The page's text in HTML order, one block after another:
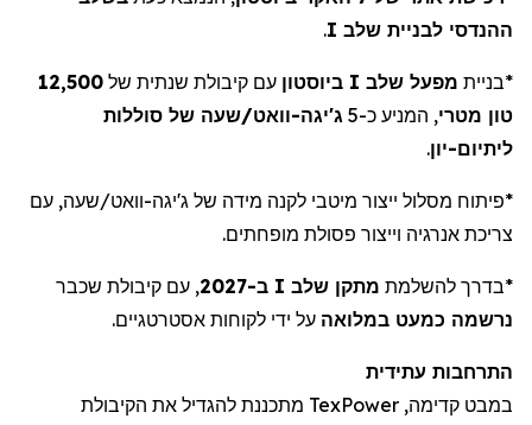
ההנדסי לבניית שלב I
.
*בניית מפעל שלב I ביוסטון עם קיבולת שנתית של 12,500
טון מטרי, המניע כ-5 ג'יגה-וואט/שעה של סוללות
ליתיום-יון.
*פיתוח מסלול ייצור מיטבי לקנה מידה של ג'יגה-וואט/שעה, עם
צריכת אנרגיה וייצור פסולת מופחתים.
*בדרך להשלמת מתקן שלב I ב-2027
, עם קיבולת שכבר
נרשמה כמעט במלואה על ידי לקוחות אסטרטגיים.
התרחבות עתידית
במבט קדימה, TexPower מתכננת להגדיל את הקיבולת